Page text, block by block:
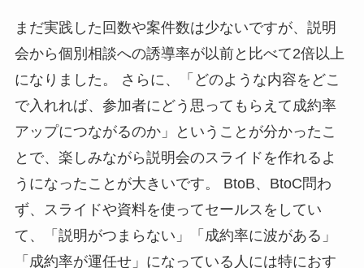
まだ実践した回数や案件数は少ないですが、説明
会から個別相談への誘導率が以前と比べて2倍以上
になりました。 さらに、「どのような内容をどこ
で入れれば、参加者にどう思ってもらえて成約率
アップにつながるのか」ということが分かったこ
とで、楽しみながら説明会のスライドを作れるよ
うになったことが大きいです。 BtoB、BtoC問わ
ず、スライドや資料を使ってセールスをしてい
て、「説明がつまらない」「成約率に波がある」
「成約率が運任せ」になっている人には特におす